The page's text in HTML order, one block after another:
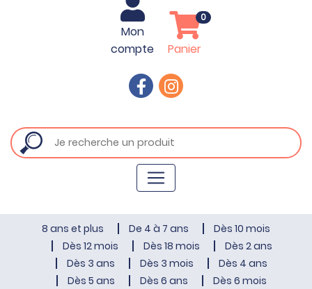
Mon
compte
Panier
0
8 ans et plus De 4 à 7 ans
Dès 10 mois
Dès 12 mois
Dès 18 mois
Dès 2 ans
Dès 3 ans
Dès 3 mois
Dès 4 ans
Dès 5 ans
Dès 6 ans
Dès 6 mois